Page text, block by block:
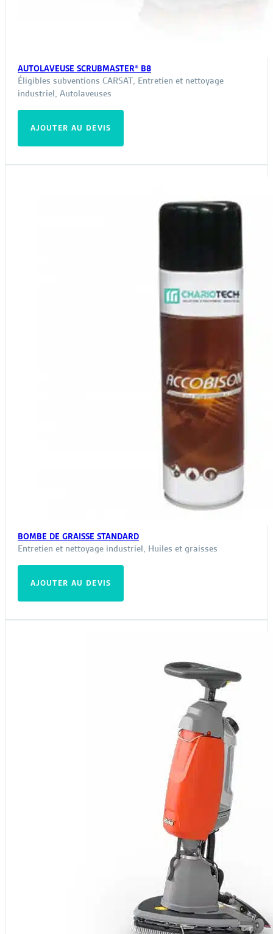
AUTOLAVEUSE SCRUBMASTER® B8
Éligibles subventions CARSAT, Entretien et nettoyage
industriel, Autolaveuses
AJOUTER AU DEVIS
BOMBE DE GRAISSE STANDARD
Entretien et nettoyage industriel, Huiles et graisses
AJOUTER AU DEVIS